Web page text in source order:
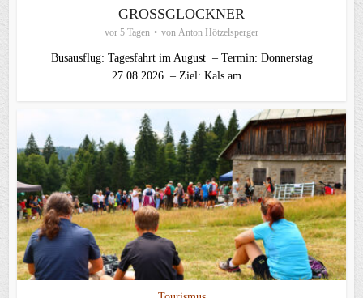
GROSSGLOCKNER
vor 5 Tagen von Anton Hötzelsperger
Busausflug: Tagesfahrt im August – Termin: Donnerstag
27.08.2026 – Ziel: Kals am...